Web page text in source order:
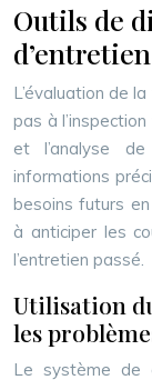
Outils de
d’entretien
L’évaluation de
pas à
et l’analyse de
informations
besoins futurs
à anticiper les
l’entretien passé.
Utilisation
les
Le système de